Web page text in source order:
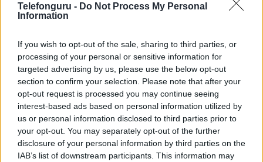
Telefonguru - Do Not Process My Personal
Information
If you wish to opt-out of the sale, sharing to third parties, or
processing of your personal or sensitive information for
targeted advertising by us, please use the below opt-out
section to confirm your selection. Please note that after your
opt-out request is processed you may continue seeing
interest-based ads based on personal information utilized by
us or personal information disclosed to third parties prior to
your opt-out. You may separately opt-out of the further
disclosure of your personal information by third parties on the
IAB’s list of downstream participants. This information may
A szeptemberi eseményen az iPhone 18 Pro modellek
mellett a régóta pletykált hajlítható iPhone Ultra is
találgatások továbbra is beárnyékolják a rajtot.
Az Android rejtett automatizmusai: hat
funkció, amely észrevétlenül könnyíti
meg a mindennapokat
2026.06.14 | Android Police
Sok felhasználó külön alkalmazásokra esküszik, pedig az
Android már évek óta olyan intelligens funkciókat kínál,
amelyek maguktól dolgoznak a háttérben.